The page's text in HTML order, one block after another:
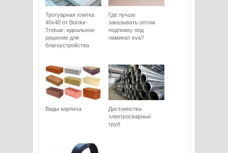
Тротуарная плитка
40х40 от Bordur-
Trotuar: идеальное
решение для
благоустройства
Где лучше
заказывать оптом
подложку под
ламинат eva?
Виды кирпича
Достоинства
электросварных
труб